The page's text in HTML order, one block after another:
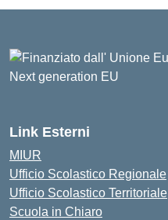
Link Esterni
MIUR
Ufficio Scolastico Regionale
Ufficio Scolastico Territoriale
Scuola in Chiaro